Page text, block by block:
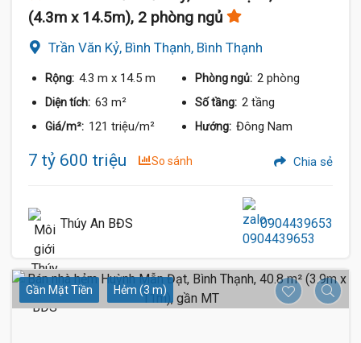
(4.3m x 14.5m), 2 phòng ngủ
Trần Văn Kỷ, Bình Thạnh, Bình Thạnh
Rộng: 4.3 m x 14.5 m Phòng ngủ: 2 phòng
Diện tích: 63 m² Số tầng: 2 tầng
Giá/m²: 121 triệu/m² Hướng: Đông Nam
7 tỷ 600 triệu So sánh Chia sẻ
Thúy An BĐS 0904439653
Gần Mặt Tiền Hẻm (3 m)